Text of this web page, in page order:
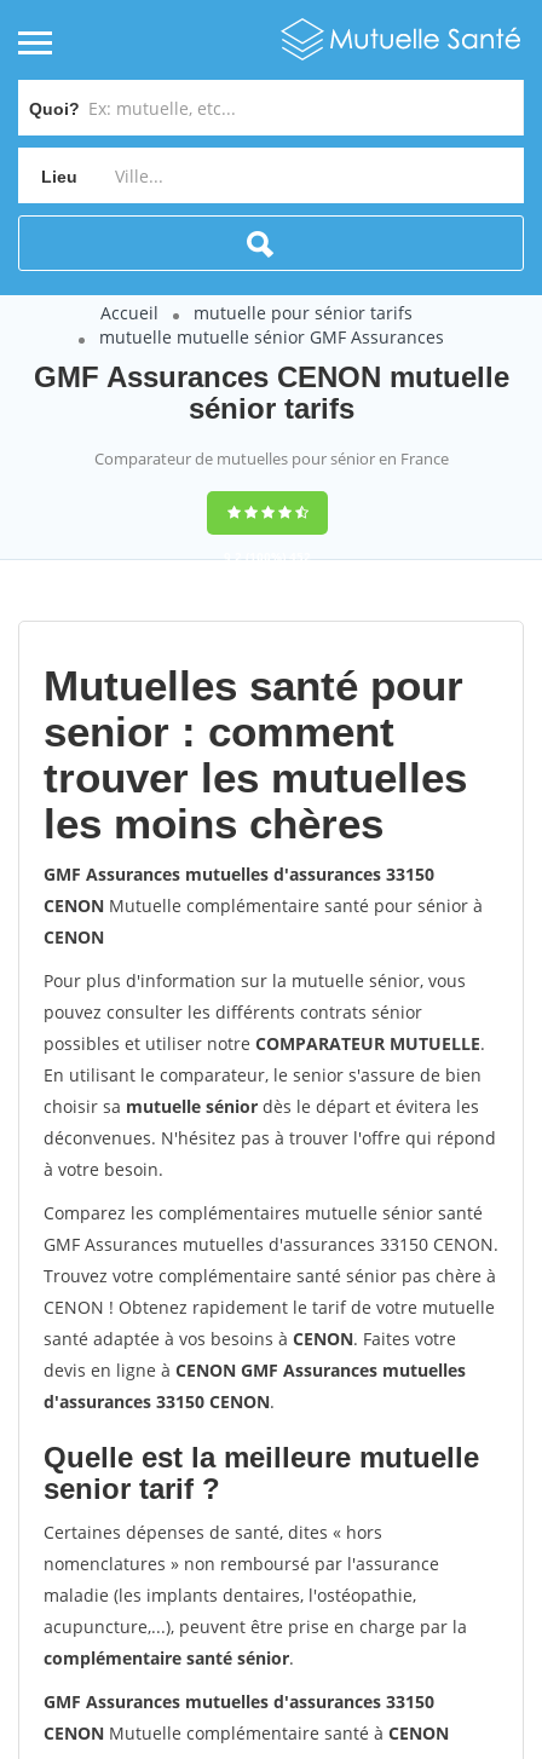
Quoi?
Lieu
Accueil
mutuelle pour sénior tarifs
mutuelle mutuelle sénior GMF Assurances
GMF Assurances CENON mutuelle
sénior tarifs
Comparateur de mutuelles pour sénior en France
9,2(100%)452
Mutuelles santé pour
senior : comment
trouver les mutuelles
les moins chères
GMF Assurances mutuelles d'assurances 33150
CENON Mutuelle complémentaire santé pour sénior à
CENON
Pour plus d'information sur la mutuelle sénior, vous
pouvez consulter les différents contrats sénior
possibles et utiliser notre COMPARATEUR MUTUELLE.
En utilisant le comparateur, le senior s'assure de bien
choisir sa mutuelle sénior dès le départ et évitera les
déconvenues. N'hésitez pas à trouver l'offre qui répond
à votre besoin.
Comparez les complémentaires mutuelle sénior santé
GMF Assurances mutuelles d'assurances 33150 CENON.
Trouvez votre complémentaire santé sénior pas chère à
CENON ! Obtenez rapidement le tarif de votre mutuelle
santé adaptée à vos besoins à CENON. Faites votre
devis en ligne à CENON GMF Assurances mutuelles
d'assurances 33150 CENON.
Quelle est la meilleure mutuelle
senior tarif ?
Certaines dépenses de santé, dites « hors
nomenclatures » non remboursé par l'assurance
maladie (les implants dentaires, l'ostéopathie,
acupuncture,...), peuvent être prise en charge par la
complémentaire santé sénior.
GMF Assurances mutuelles d'assurances 33150
CENON Mutuelle complémentaire santé à CENON